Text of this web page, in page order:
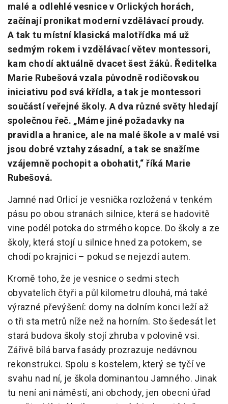
malé a odlehlé vesnice v Orlických horách,
začínají pronikat moderní vzdělávací proudy.
A tak tu místní klasická malotřídka má už
sedmým rokem i vzdělávací větev montessori,
kam chodí aktuálně dvacet šest žáků. Ředitelka
Marie Rubešová vzala původně rodičovskou
iniciativu pod svá křídla, a tak je montessori
součástí veřejné školy. A dva různé světy hledají
společnou řeč. „Máme jiné požadavky na
pravidla a hranice, ale na malé škole a v malé vsi
jsou dobré vztahy zásadní, a tak se snažíme
vzájemně pochopit a obohatit,“ říká Marie
Rubešová.
Jamné nad Orlicí je vesnička rozložená v tenkém
pásu po obou stranách silnice, která se hadovitě
vine podél potoka do strmého kopce. Do školy a ze
školy, která stojí u silnice hned za potokem, se
chodí po krajnici – pokud se nejezdí autem.
Kromě toho, že je vesnice o sedmi stech
obyvatelích čtyři a půl kilometru dlouhá, má také
výrazné převýšení: domy na dolním konci leží až
o tři sta metrů níže než na horním. Sto šedesát let
stará budova školy stojí zhruba v polovině vsi.
Zářivě bílá barva fasády prozrazuje nedávnou
rekonstrukci. Spolu s kostelem, který se tyčí ve
svahu nad ní, je škola dominantou Jamného. Jinak
tu není ani náměstí, ani obchody, jen obecní úřad